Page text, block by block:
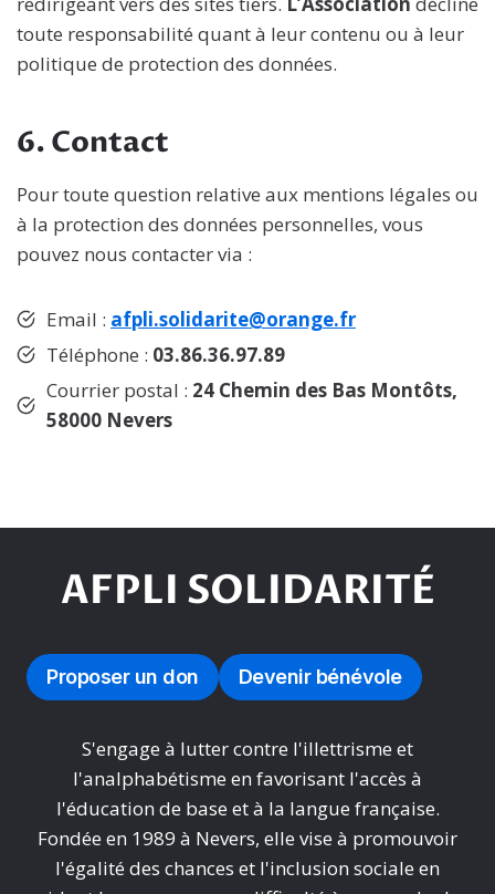
toute responsabilité quant à leur contenu ou à leur
politique de protection des données.
6.Contact
Pour toute question relative aux mentions légales ou
à la protection des données personnelles, vous
pouvez nous contacter via :
Email : afpli.solidarite@orange.fr
Téléphone : 03.86.36.97.89
Courrier postal : 24 Chemin des Bas Montôts,
58000 Nevers
AFPLI SOLIDARITÉ
Proposer un don Devenir bénévole
S'engage à lutter contre l'illettrisme et
l'analphabétisme en favorisant l'accès à
l'éducation de base et à la langue française.
Fondée en 1989 à Nevers, elle vise à promouvoir
l'égalité des chances et l'inclusion sociale en